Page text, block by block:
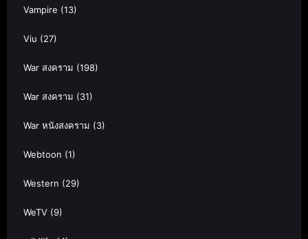
Vampire (13)
Viu (27)
War สงคราม (198)
War สงคราม (31)
War หนังสงคราม (3)
Webtoon (1)
Western (29)
WeTV (9)